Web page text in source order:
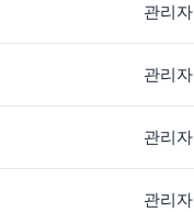
관리자
관리자
관리자
관리자